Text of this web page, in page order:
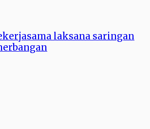
laksana saringan